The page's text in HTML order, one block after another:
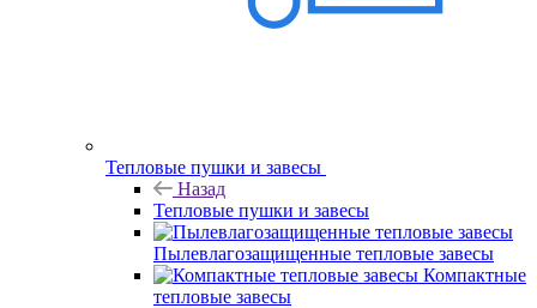
Тепловые пушки и завесы
Назад
Тепловые пушки и завесы
Пылевлагозащищенные тепловые завесы
Компактные
тепловые завесы